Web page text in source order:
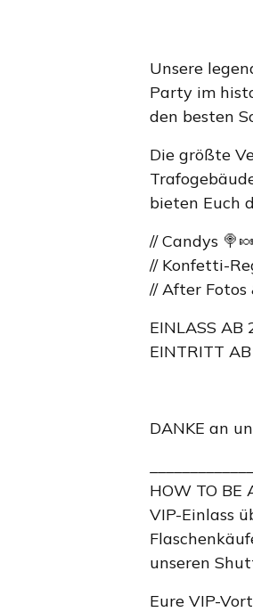
Unsere
Party im
den besten
Die größte
bieten Euch
// Candys
// Konfetti-
// After Fotos
EINLASS AB
EINTRITT
DANKE an
HOW TO BE
VIP-Einlass
unseren
Eure VIP-